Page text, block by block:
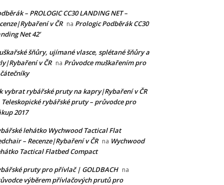
– PROLOGIC CC30 LANDING NET –
v ČR na Prologic Podběrák CC30
Net 42’
šňůry, ujímané vlasce, splétané šňůry a
v ČR na Průvodce muškařením pro
vybrat rybářské pruty na kapry|Rybaření v ČR
Teleskopické rybářské pruty – průvodce pro
2017
lehátko Wychwood Tactical Flat
– Recenze|Rybaření v ČR na Wychwood
Tactical Flatbed Compact
pruty pro přívlač | GOLDBACH na
výběrem přívlačových prutů pro